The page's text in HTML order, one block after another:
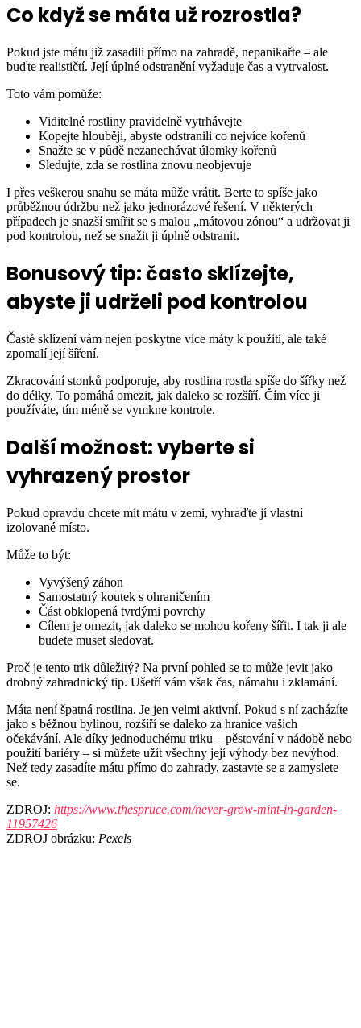
Co když se máta už rozrostla?
Pokud jste mátu již zasadili přímo na zahradě, nepanikařte – ale
buďte realističtí. Její úplné odstranění vyžaduje čas a vytrvalost.
Toto vám pomůže:
Viditelné rostliny pravidelně vytrhávejte
Kopejte hlouběji, abyste odstranili co nejvíce kořenů
Snažte se v půdě nezanechávat úlomky kořenů
Sledujte, zda se rostlina znovu neobjevuje
I přes veškerou snahu se máta může vrátit. Berte to spíše jako
průběžnou údržbu než jako jednorázové řešení. V některých
případech je snazší smířit se s malou „mátovou zónou“ a udržovat ji
pod kontrolou, než se snažit ji úplně odstranit.
Bonusový tip: často sklízejte,
abyste ji udrželi pod kontrolou
Časté sklízení vám nejen poskytne více máty k použití, ale také
zpomalí její šíření.
Zkracování stonků podporuje, aby rostlina rostla spíše do šířky než
do délky. To pomáhá omezit, jak daleko se rozšíří. Čím více ji
používáte, tím méně se vymkne kontrole.
Další možnost: vyberte si
vyhrazený prostor
Pokud opravdu chcete mít mátu v zemi, vyhraďte jí vlastní
izolované místo.
Může to být:
Vyvýšený záhon
Samostatný koutek s ohraničením
Část obklopená tvrdými povrchy
Cílem je omezit, jak daleko se mohou kořeny šířit. I tak ji ale
budete muset sledovat.
Proč je tento trik důležitý? Na první pohled se to může jevit jako
drobný zahradnický tip. Ušetří vám však čas, námahu i zklamání.
Máta není špatná rostlina. Je jen velmi aktivní. Pokud s ní zacházíte
jako s běžnou bylinou, rozšíří se daleko za hranice vašich
očekávání. Ale díky jednoduchému triku – pěstování v nádobě nebo
použití bariéry – si můžete užít všechny její výhody bez nevýhod.
Než tedy zasadíte mátu přímo do zahrady, zastavte se a zamyslete
se.
ZDROJ: https://www.thespruce.com/never-grow-mint-in-garden-
11957426
ZDROJ obrázku: Pexels